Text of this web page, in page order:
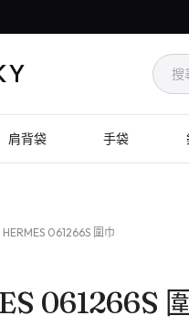
肩背袋 手袋
HERMES 061266S 圍巾
061266S